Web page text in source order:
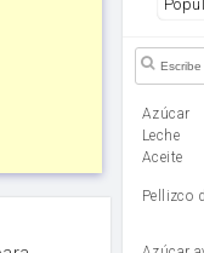
Azúcar
leche
aceite
Pellizco